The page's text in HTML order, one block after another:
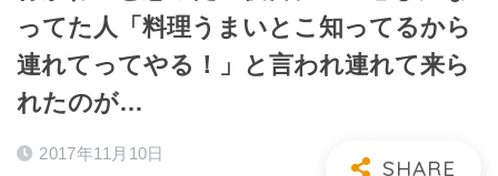
ってた人「料理うまいとこ知ってるから
連れてってやる！」と言われ連れて来ら
れたのが…
2017年11月10日